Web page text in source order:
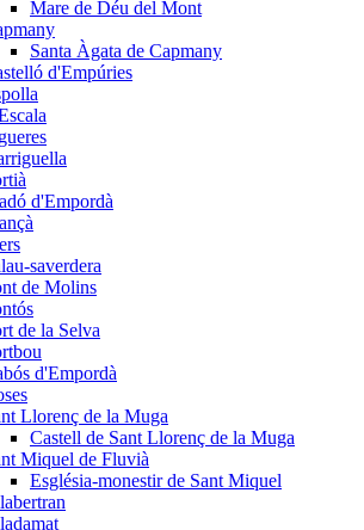
Mare de Déu del Mont
Santa Àgata de Capmany
d'Empúries
d'Empordà
saverdera
de Molins
de la Selva
d'Empordà
Llorenç de la Muga
Castell de Sant Llorenç de la Muga
Miquel de Fluvià
Església-monestir de Sant Miquel